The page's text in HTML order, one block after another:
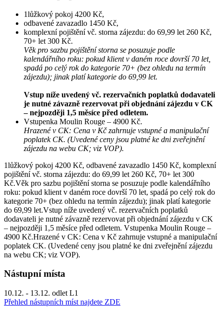
1lůžkový pokoj 4200 Kč,
odbavené zavazadlo 1450 Kč,
komplexní pojištění vč. storna zájezdu: do 69,99 let 260 Kč,
70+ let 300 Kč.
Věk pro sazbu pojištění storna se posuzuje podle
kalendářního roku: pokud klient v daném roce dovrší 70 let,
spadá po celý rok do kategorie 70+ (bez ohledu na termín
zájezdu); jinak platí kategorie do 69,99 let.
Vstup níže uvedený vč. rezervačních poplatků dodavateli
je nutné závazně rezervovat při objednání zájezdu v CK
– nejpozději 1,5 měsíce před odletem.
Vstupenka Moulin Rouge – 4900 Kč.
Hrazené v CK: Cena v Kč zahrnuje vstupné a manipulační
poplatek CK. (Uvedené ceny jsou platné ke dni zveřejnění
zájezdu na webu CK; viz VOP).
1lůžkový pokoj 4200 Kč, odbavené zavazadlo 1450 Kč, komplexní
pojištění vč. storna zájezdu: do 69,99 let 260 Kč, 70+ let 300
Kč.Věk pro sazbu pojištění storna se posuzuje podle kalendářního
roku: pokud klient v daném roce dovrší 70 let, spadá po celý rok do
kategorie 70+ (bez ohledu na termín zájezdu); jinak platí kategorie
do 69,99 let.Vstup níže uvedený vč. rezervačních poplatků
dodavateli je nutné závazně rezervovat při objednání zájezdu v CK
– nejpozději 1,5 měsíce před odletem. Vstupenka Moulin Rouge –
4900 Kč.Hrazené v CK: Cena v Kč zahrnuje vstupné a manipulační
poplatek CK. (Uvedené ceny jsou platné ke dni zveřejnění zájezdu
na webu CK; viz VOP).
Nástupní místa
10.12. - 13.12. odlet L1
Přehled nástupních míst najdete ZDE